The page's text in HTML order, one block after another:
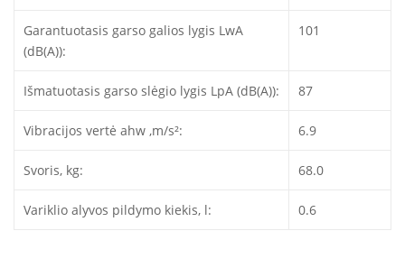
Garantuotasis garso galios lygis LwA
(dB(A)):
101
Išmatuotasis garso slėgio lygis LpA (dB(A)): 87
Vibracijos vertė ahw ,m/s²: 6.9
Svoris, kg: 68.0
Variklio alyvos pildymo kiekis, l: 0.6